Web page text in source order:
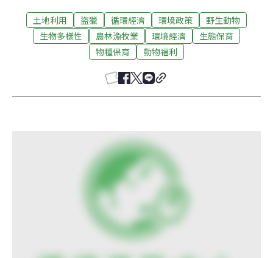
土地利用 盜獵 循環經濟 環境政策
野生動物
生物多樣性
農林漁牧業 環境經濟
生態保育
物種保育
動物福利